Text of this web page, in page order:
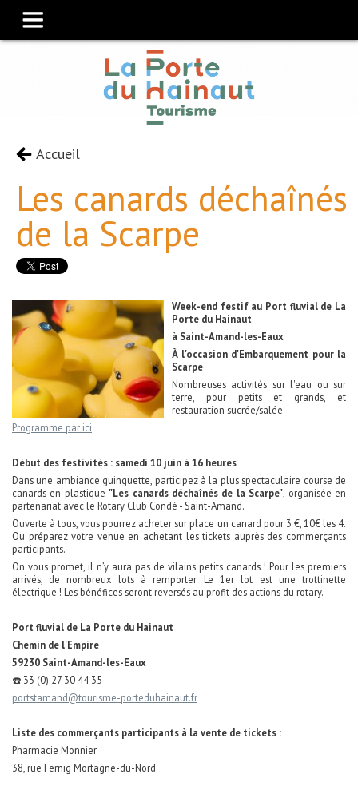
Accueil
Les canards déchaînés
de la Scarpe
Week-end festif au Port fluvial de La
Porte du Hainaut
à Saint-Amand-les-Eaux
À l'occasion d'Embarquement pour la
Scarpe
Nombreuses activités sur l'eau ou sur
terre, pour petits et grands, et
restauration sucrée/salée
Programme par ici
Début des festivités : samedi 10 juin à 16 heures
Dans une ambiance guinguette, participez à la plus spectaculaire course de
canards en plastique "Les canards déchaînés de la Scarpe" , organisée en
partenariat avec le Rotary Club Condé - Saint-Amand.
Ouverte à tous, vous pourrez acheter sur place un canard pour 3 €, 10€ les 4.
Ou préparez votre venue en achetant les tickets auprès des commerçants
participants.
On vous promet, il n’y aura pas de vilains petits canards ! Pour les premiers
arrivés, de nombreux lots à remporter. Le 1er lot est une trottinette
électrique ! Les bénéfices seront reversés au profit des actions du rotary.
Port fluvial de La Porte du Hainaut
Chemin de l'Empire
59230 Saint-Amand-les-Eaux
☎️ 33 (0) 27 30 44 35
portstamand@tourisme-porteduhainaut.fr
Liste des commerçants participants à la vente de tickets :
Pharmacie Monnier
38, rue Fernig Mortagne-du-Nord.